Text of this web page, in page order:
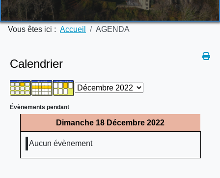
Vous êtes ici : Accueil AGENDA
Calendrier
Évènements pendant
Dimanche 18 Décembre 2022
Aucun évènement